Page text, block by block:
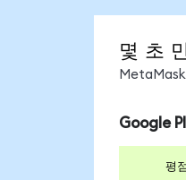
몇 초
Google
평점